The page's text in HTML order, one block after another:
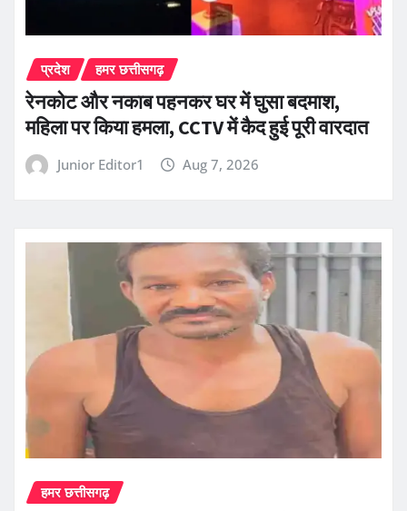
प्रदेश हमर छत्तीसगढ़
रेनकोट और नकाब पहनकर घर में घुसा बदमाश,
महिला पर किया हमला, CCTV में कैद हुई पूरी वारदात
Junior Editor1 Aug 7, 2026
हमर छत्तीसगढ़